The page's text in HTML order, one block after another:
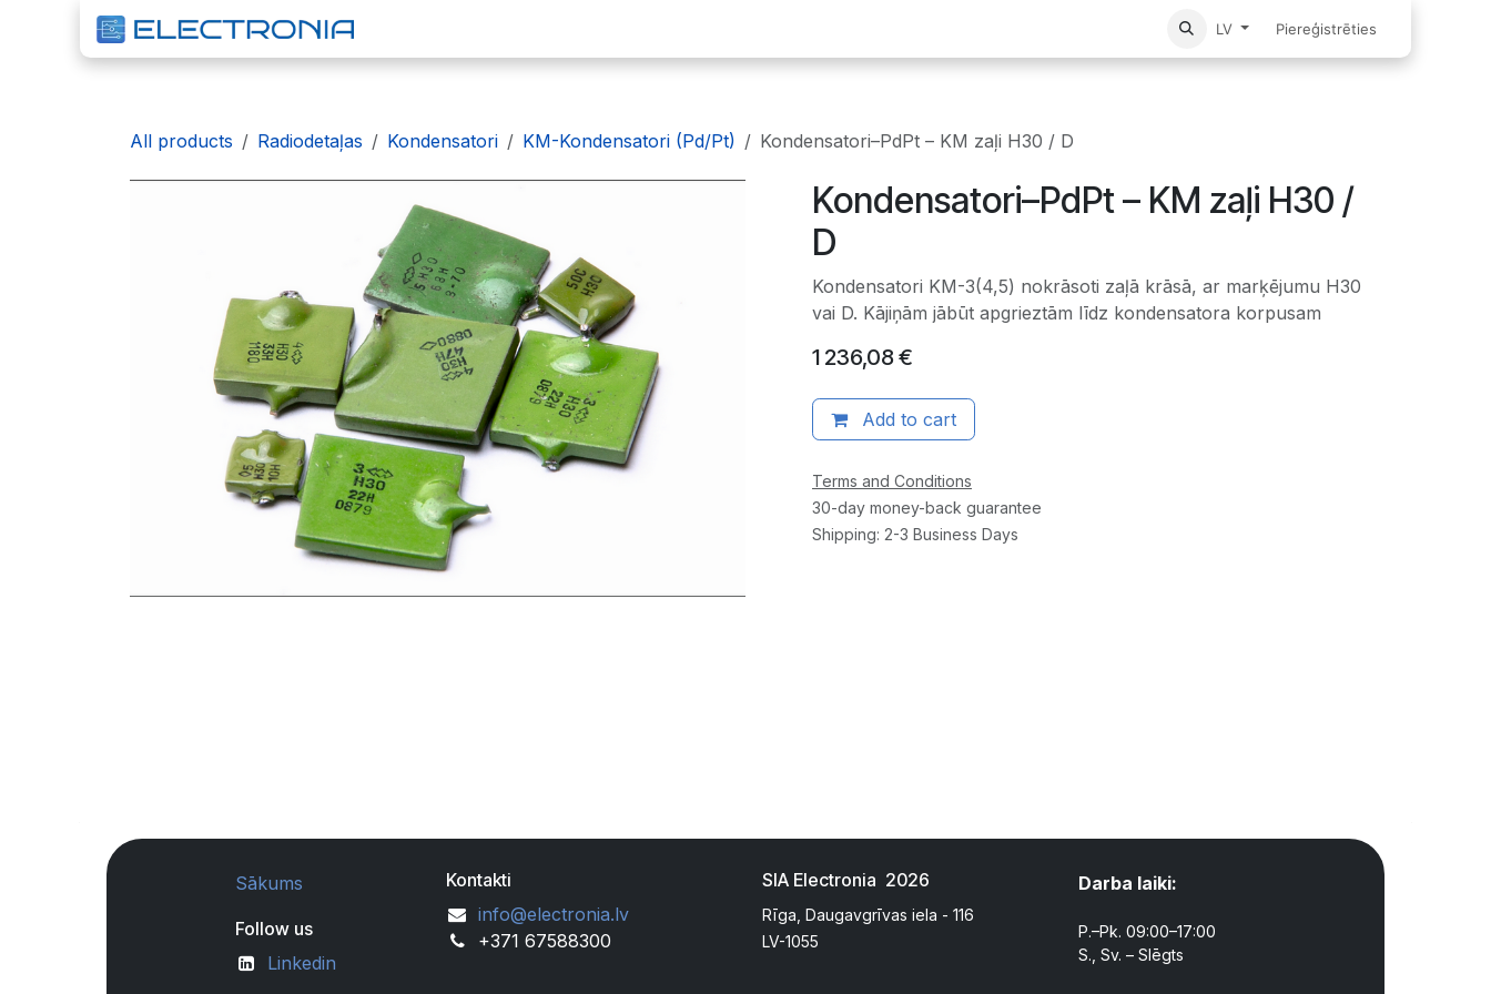
Pāriet pie satura
LV Piereģistrēties
All products Radiodetaļas Kondensatori KM-Kondensatori (Pd/Pt) Kondensatori–PdPt – KM zaļi H30 / D
Kondensatori–PdPt – KM zaļi H30 /
D
Kondensatori KM-3(4,5) nokrāsoti zaļā krāsā, ar marķējumu H30
vai D. Kājiņām jābūt apgrieztām līdz kondensatora korpusam
1 236,08€
Add to cart
Terms and Conditions
30-day money-back guarantee
Shipping: 2-3 Business Days
Sākums
Follow us
Linkedin
Kontakti
info@electronia.lv
+371 67588300
SIA Electronia 2026
Rīga, Daugavgrīvas iela - 116
LV-1055
Darba laiki:
P.–Pk. 09:00–17:00
S., Sv. – Slēgts